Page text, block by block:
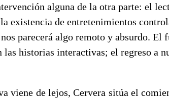
alguna de la otra parte: el
existencia de entretenimientos
parecerá algo remoto y absurdo. El
historias interactivas; el regreso a
viene de lejos, Cervera sitúa el